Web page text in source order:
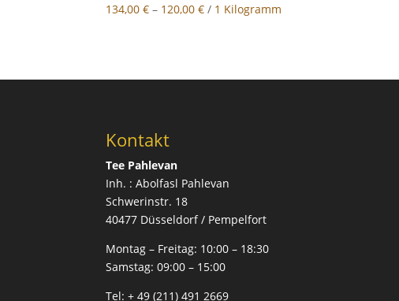
134,00€ – 120,00€ / 1 Kilogramm
Kontakt
Tee Pahlevan
Inh. : Abolfasl Pahlevan
Schwerinstr. 18
40477 Düsseldorf / Pempelfort
Montag – Freitag: 10:00 – 18:30
Samstag: 09:00 – 15:00
Tel: + 49 (211) 491 2669